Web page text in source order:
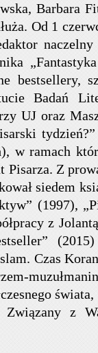
Barbara
Od 1
bestsellery,
Badań
UJ oraz
w ramach
Pisarza. Z
siedem
(1997),
z
Czas
z